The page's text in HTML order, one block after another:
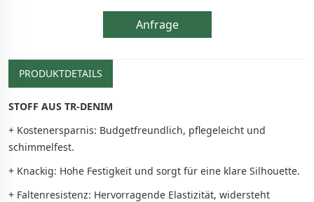
Anfrage
PRODUKTDETAILS
STOFF AUS TR-DENIM
+ Kostenersparnis: Budgetfreundlich, pflegeleicht und
schimmelfest.
+ Knackig: Hohe Festigkeit und sorgt für eine klare Silhouette.
+ Faltenresistenz: Hervorragende Elastizität, widersteht